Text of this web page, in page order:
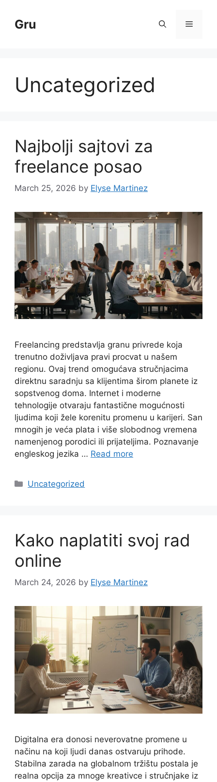
content
Gru Menu
Uncategorized
Najbolji sajtovi za
freelance posao
March 25, 2026 by Elyse Martinez
Freelancing predstavlja granu privrede koja
trenutno doživljava pravi procvat u našem
regionu. Ovaj trend omogućava stručnjacima
direktnu saradnju sa klijentima širom planete iz
sopstvenog doma. Internet i moderne
tehnologije otvaraju fantastične mogućnosti
ljudima koji žele korenitu promenu u karijeri. San
mnogih je veća plata i više slobodnog vremena
namenjenog porodici ili prijateljima. Poznavanje
engleskog jezika … Read more
Categories
Uncategorized
Kako naplatiti svoj rad
online
March 24, 2026 by Elyse Martinez
Digitalna era donosi neverovatne promene u
načinu na koji ljudi danas ostvaruju prihode.
Stabilna zarada na globalnom tržištu postala je
realna opcija za mnoge kreativce i stručnjake iz